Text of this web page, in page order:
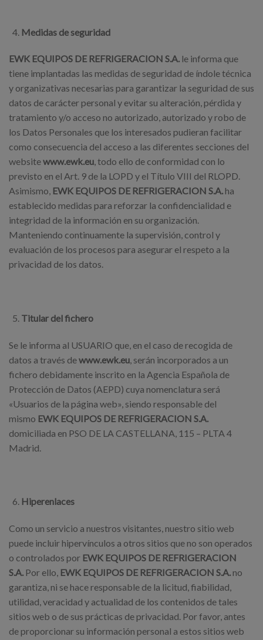
Medidas de seguridad
EWK EQUIPOS DE REFRIGERACION S.A. le informa que
tiene implantadas las medidas de seguridad de índole técnica
y organizativas necesarias para garantizar la seguridad de sus
datos de carácter personal y evitar su alteración, pérdida y
tratamiento y/o acceso no autorizado, autorizado y robo de
los Datos Personales que los interesados pudieran facilitar
como consecuencia del acceso a las diferentes secciones del
websitewww.ewk.eu, todo ello de conformidad con lo
previsto en el Art. 9 de la LOPD y el Título VIII del RLOPD.
Asimismo, EWK EQUIPOS DE REFRIGERACION S.A. ha
establecido medidas para reforzar la confidencialidad e
integridad de la información en su organización.
Manteniendo continuamente la supervisión, control y
evaluación de los procesos para asegurar el respeto a la
privacidad de los datos.
Titular del fichero
Se le informa al USUARIO que, en el caso de recogida de
datos a través dewww.ewk.eu , serán incorporados a un
fichero debidamente inscrito en la Agencia Española de
Protección de Datos (AEPD) cuya nomenclatura será
«Usuarios de la página web», siendo responsable del
mismo EWK EQUIPOS DE REFRIGERACION S.A.
domiciliada en PSO DE LA CASTELLANA, 115 – PLTA 4
Madrid.
Hiperenlaces
Como un servicio a nuestros visitantes, nuestro sitio web
puede incluir hipervínculos a otros sitios que no son operados
o controlados por EWK EQUIPOS DE REFRIGERACION
S.A. Por ello, EWK EQUIPOS DE REFRIGERACION S.A. no
garantiza, ni se hace responsable de la licitud, fiabilidad,
utilidad, veracidad y actualidad de los contenidos de tales
sitios web o de sus prácticas de privacidad. Por favor, antes
de proporcionar su información personal a estos sitios web